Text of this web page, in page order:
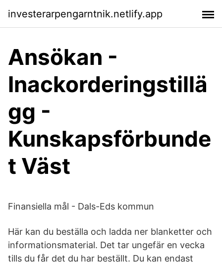
investerarpengarntnik.netlify.app
Ansökan -
Inackorderingstillä
gg -
Kunskapsförbunde
t Väst
Finansiella mål - Dals-Eds kommun
Här kan du beställa och ladda ner blanketter och
informationsmaterial. Det tar ungefär en vecka
tills du får det du har beställt. Du kan endast